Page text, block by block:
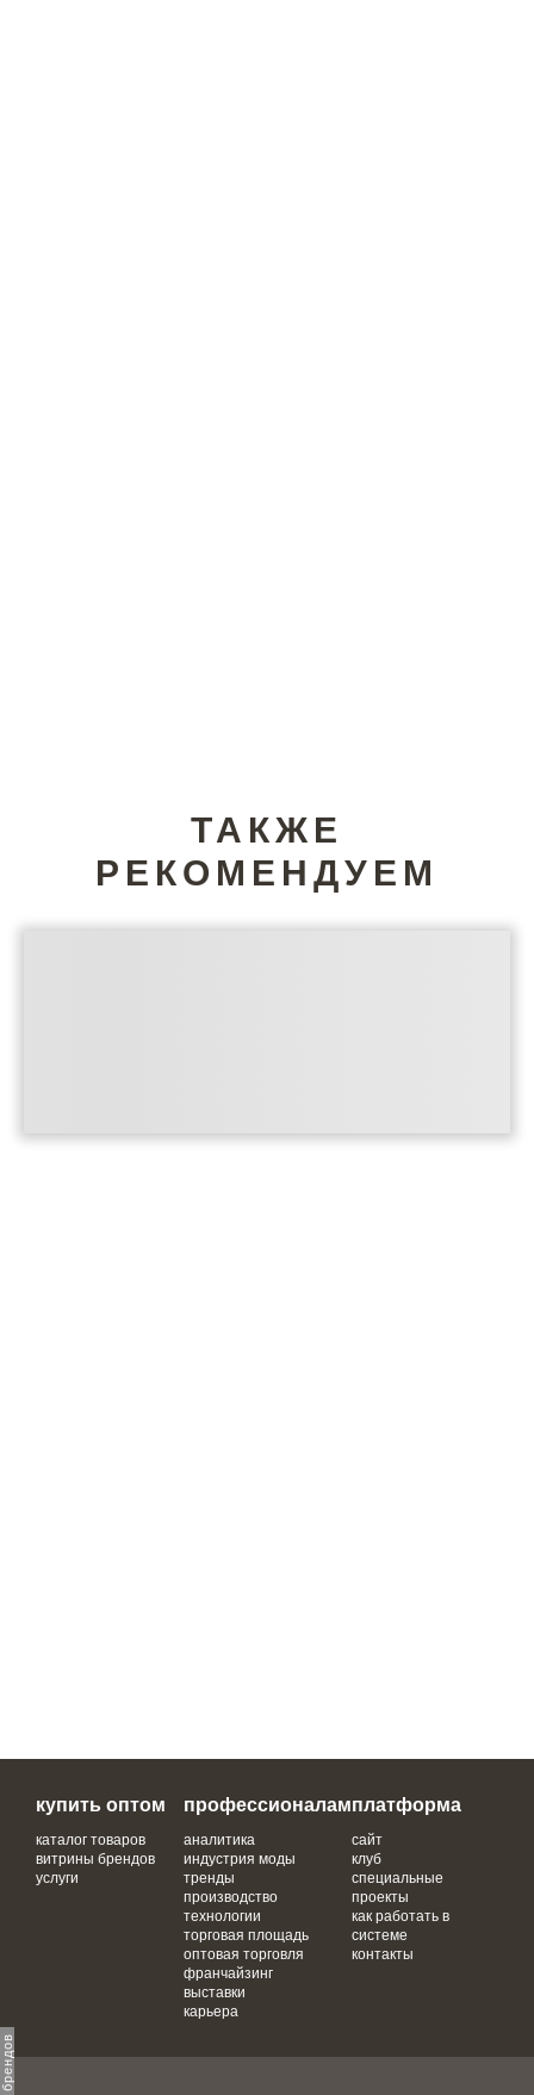
ТАКЖЕ
РЕКОМЕНДУЕМ
купить оптом
каталог товаров
витрины брендов
услуги
профессионалам
аналитика
индустрия моды
тренды
производство
технологии
торговая площадь
оптовая торговля
франчайзинг
выставки
карьера
платформа
сайт
клуб
специальные
проекты
как работать в
системе
контакты